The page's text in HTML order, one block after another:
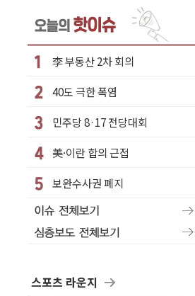
李 부동산 2차 회의
40도 극한 폭염
민주당 8·17 전당대회
美·이란 합의 근접
보완수사권 폐지
스포츠 라운지